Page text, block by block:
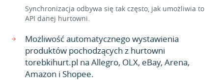
Synchronizacja odbywa się tak często, jak umożliwia to
API danej hurtowni.
Możliwość automatycznego wystawienia
produktów pochodzących z hurtowni
torebkihurt.pl na Allegro, OLX, eBay, Arena,
Amazon i Shopee.